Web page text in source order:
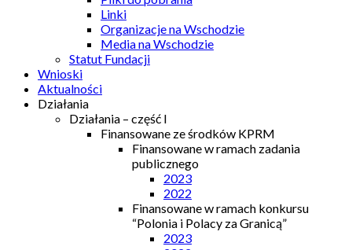
Linki
Organizacje na Wschodzie
Media na Wschodzie
Statut Fundacji
Wnioski
Aktualności
Działania
Działania – część I
Finansowane ze środków KPRM
Finansowane w ramach zadania
publicznego
2023
2022
Finansowane w ramach konkursu
“Polonia i Polacy za Granicą”
2023